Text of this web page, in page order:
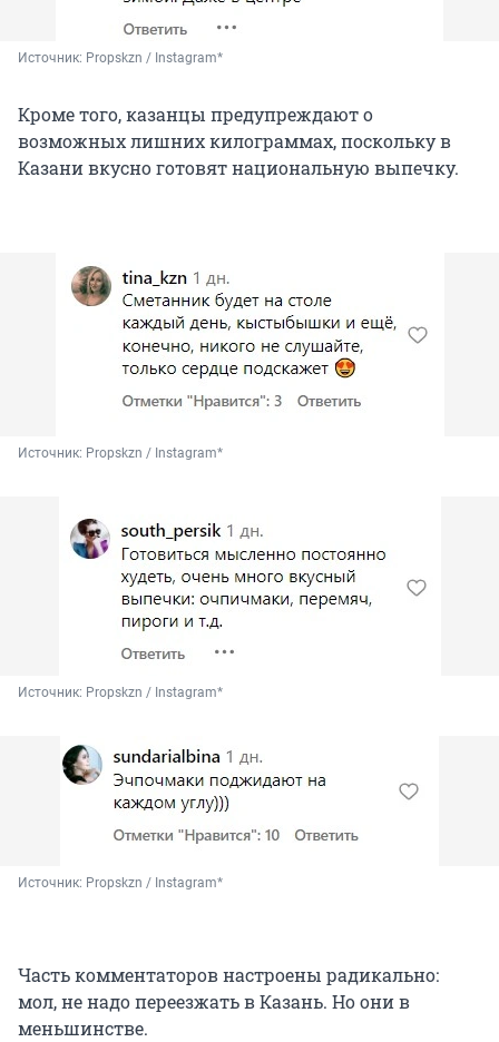
Источник: Propskzn / Instagram*
Кроме того, казанцы предупреждают о
возможных лишних килограммах, поскольку в
Казани вкусно готовят национальную выпечку.
Источник: Propskzn / Instagram*
Источник: Propskzn / Instagram*
Источник: Propskzn / Instagram*
Часть комментаторов настроены радикально:
мол, не надо переезжать в Казань. Но они в
меньшинстве.